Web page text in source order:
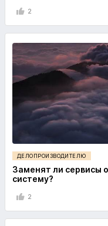
2
ДЕЛОПРОИЗВОДИТЕЛЮ
Заменят ли сервисы
систему?
2